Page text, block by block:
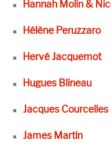
Hannah Molin &
Hélène Peruzzaro
Hervé Jacquemot
Hugues Blineau
Jacques Courcelles
James Martin